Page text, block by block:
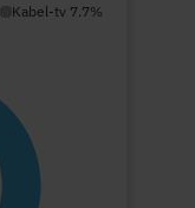
Kabel-tv 7.7%